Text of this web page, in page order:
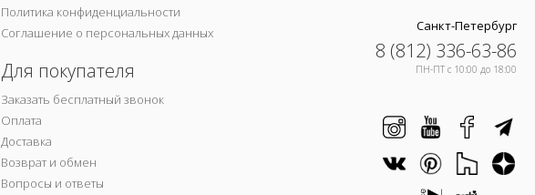
Политика конфиденциальности
Соглашение о персональных данных
Для покупателя
Заказать бесплатный звонок
Оплата
Доставка
Возврат и обмен
Вопросы и ответы
Санкт-Петербург
8 (812) 336-63-86
ПН-ПТ c 10:00 до 18:00